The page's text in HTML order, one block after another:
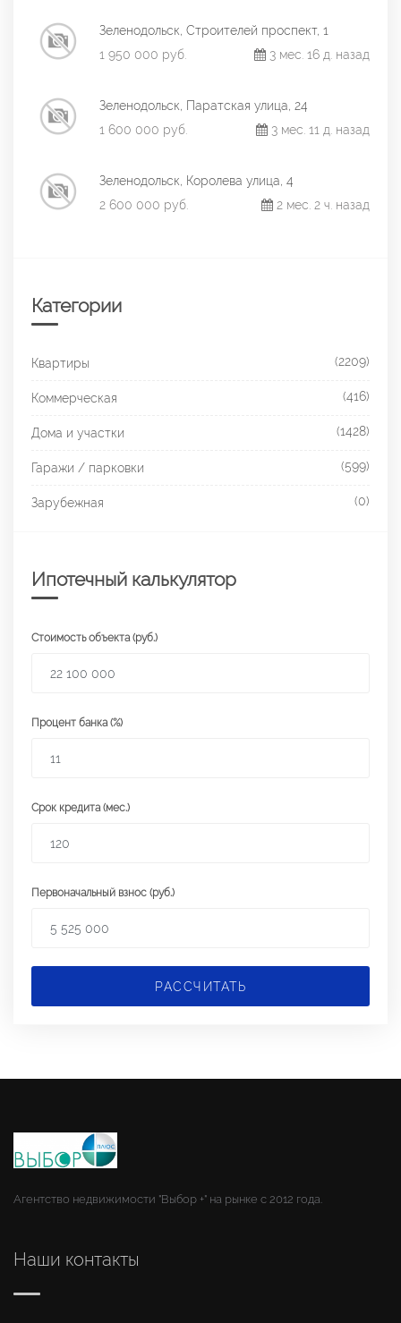
Зеленодольск, Строителей проспект, 1
1 950 000 руб.
3 мес. 16 д. назад
Зеленодольск, Паратская улица, 24
1 600 000 руб.
3 мес. 11 д. назад
Зеленодольск, Королева улица, 4
2 600 000 руб.
2 мес. 2 ч. назад
Категории
Квартиры (2209)
Коммерческая (416)
Дома и участки (1428)
Гаражи / парковки (599)
Зарубежная (0)
Ипотечный калькулятор
Стоимость объекта (руб.)
Процент банка (%)
Срок кредита (мес.)
Первоначальный взнос (руб.)
РАССЧИТАТЬ
Агентство недвижимости "Выбор +" на рынке с 2012 года.
Наши контакты